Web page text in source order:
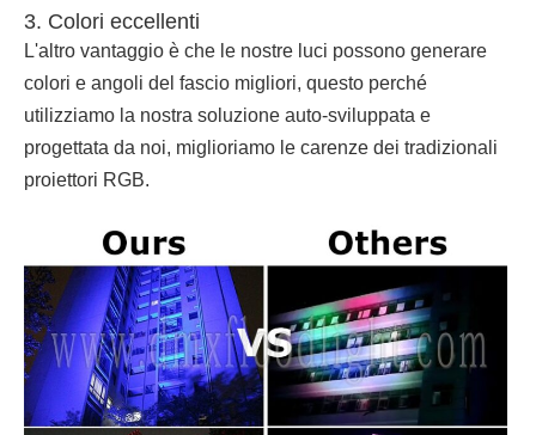
3. Colori eccellenti
L'altro vantaggio è che le nostre luci possono generare
colori e angoli del fascio migliori, questo perché
utilizziamo la nostra soluzione auto-sviluppata e
progettata da noi, miglioriamo le carenze dei tradizionali
proiettori RGB.